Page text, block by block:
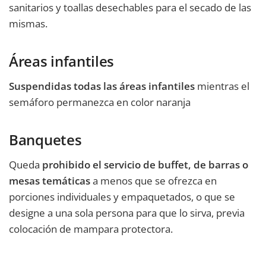
sanitarios y toallas desechables para el secado de las
mismas.
Áreas infantiles
Suspendidas todas las áreas infantiles mientras el
semáforo permanezca en color naranja
Banquetes
Queda prohibido el servicio de buffet, de barras o
mesas temáticasa menos que se ofrezca en
porciones individuales y empaquetados, o que se
designe a una sola persona para que lo sirva, previa
colocación de mampara protectora.